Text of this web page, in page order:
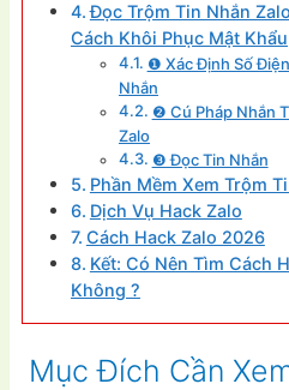
Đọc Trộm Tin Nhắn
Cách Khôi Phục Mật Khẩu
❶ Xác Định Số
Nhắn
❷ Cú Pháp Nhắn
Zalo
❸ Đọc Tin Nhắn
Phần Mềm Xem Trộm
Dịch Vụ Hack Zalo
Cách Hack Zalo 2026
Kết: Có Nên Tìm Cách
Không ?
Mục Đích Cần